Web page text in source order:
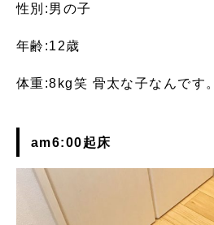
性別:男の子
年齢:12歳
体重:8kg笑 骨太な子なんです。
am6:00起床